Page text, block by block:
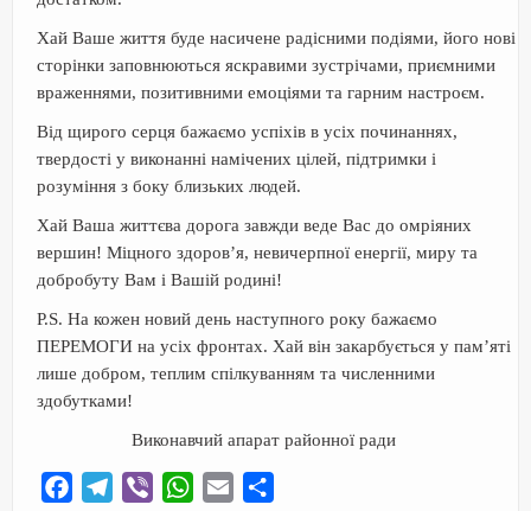
Хай Ваше життя буде насичене радісними подіями, його нові
сторінки заповнюються яскравими зустрічами, приємними
враженнями, позитивними емоціями та гарним настроєм.
Від щирого серця бажаємо успіхів в усіх починаннях,
твердості у виконанні намічених цілей, підтримки і
розуміння з боку близьких людей.
Хай Ваша життєва дорога завжди веде Вас до омріяних
вершин! Міцного здоров’я, невичерпної енергії, миру та
добробуту Вам і Вашій родині!
P.S. На кожен новий день наступного року бажаємо
ПЕРЕМОГИ на усіх фронтах. Хай він закарбується у пам’яті
лише добром, теплим спілкуванням та численними
здобутками!
Виконавчий апарат районної ради
W